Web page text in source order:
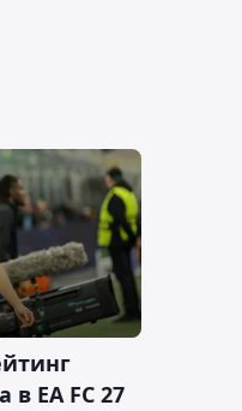
в EA FC 27